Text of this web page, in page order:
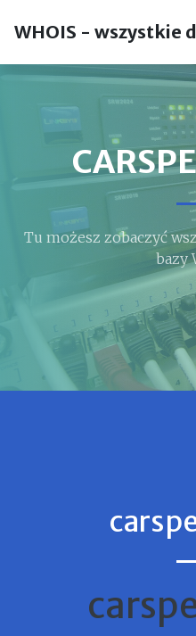
WHOIS - wszystkie
Tu możesz zobaczyć
bazy